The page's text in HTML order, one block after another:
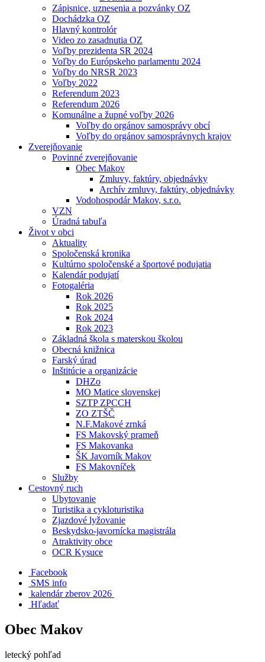
Zápisnice, uznesenia a pozvánky OZ
Dochádzka OZ
Hlavný kontrolór
Video zo zasadnutia OZ
Voľby prezidenta SR 2024
Voľby do Európskeho parlamentu 2024
Voľby do NRSR 2023
Voľby 2022
Referendum 2023
Referendum 2026
Komunálne a župné voľby 2026
Voľby do orgánov samosprávy obcí
Voľby do orgánov samosprávnych krajov
Zverejňovanie
Povinné zverejňovanie
Obec Makov
Zmluvy, faktúry, objednávky
Archív zmluvy, faktúry, objednávky
Vodohospodár Makov, s.r.o.
VZN
Úradná tabuľa
Život v obci
Aktuality
Spoločenská kronika
Kultúrno spoločenské a športové podujatia
Kalendár podujatí
Fotogaléria
Rok 2026
Rok 2025
Rok 2024
Rok 2023
Základná škola s materskou školou
Obecná knižnica
Farský úrad
Inštitúcie a organizácie
DHZo
MO Matice slovenskej
SZTP ZPCCH
ZO ZTŠČ
N.F.Makové zrnká
FS Makovský prameň
FS Makovanka
ŠK Javorník Makov
FS Makovníček
Služby
Cestovný ruch
Ubytovanie
Turistika a cykloturistika
Zjazdové lyžovanie
Beskydsko-javornícka magistrála
Atraktivity obce
OCR Kysuce
Facebook
SMS info
​ kalendár zberov 2026
Hľadať
Obec Makov
letecký pohľad